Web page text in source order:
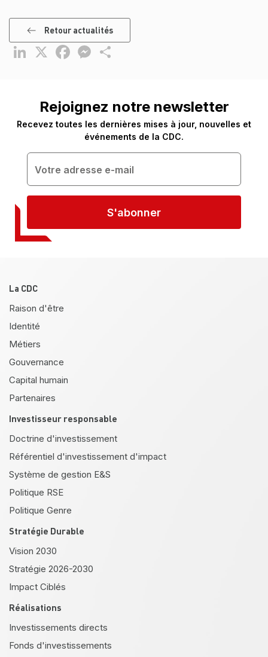
Retour actualités
LinkedIn
X FacebookMessenger
Rejoignez notre newsletter
Recevez toutes les dernières mises à jour, nouvelles et
événements de la CDC.
S'abonner
Pied de page
La CDC
Raison d'être
Identité
Métiers
Gouvernance
Capital humain
Partenaires
Investisseur responsable
Doctrine d'investissement
Référentiel d'investissement d'impact
Système de gestion E&S
Politique RSE
Politique Genre
Stratégie Durable
Vision 2030
Stratégie 2026-2030
Impact Ciblés
Réalisations
Investissements directs
Fonds d'investissements